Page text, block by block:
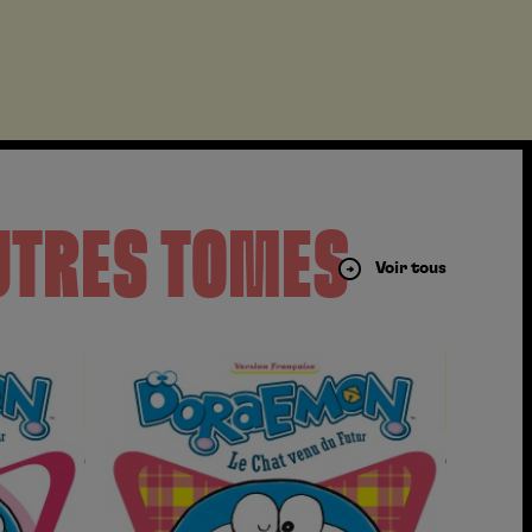
TOMES Voir tous